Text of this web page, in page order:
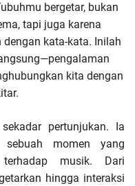
bergetar, bukan
tapi juga karena
kata-kata. Inilah
kita dengan
pertunjukan. Ia
sebuah momen yang
musik. Dari
hingga interaksi